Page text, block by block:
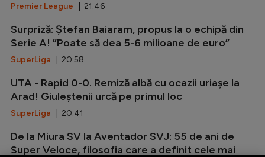
Premier League | 21:46
Surpriză: Ștefan Baiaram, propus la o echipă din
Serie A! ”Poate să dea 5-6 milioane de euro”
SuperLiga | 20:58
UTA - Rapid 0-0. Remiză albă cu ocazii uriașe la
Arad! Giuleștenii urcă pe primul loc
SuperLiga | 20:41
De la Miura SV la Aventador SVJ: 55 de ani de
Super Veloce, filosofia care a definit cele mai